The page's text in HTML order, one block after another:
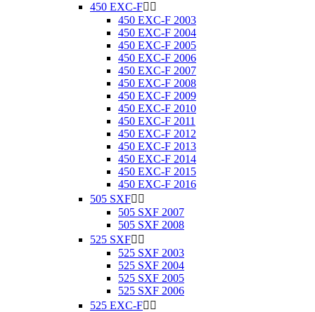
450 EXC-F 
450 EXC-F 2003
450 EXC-F 2004
450 EXC-F 2005
450 EXC-F 2006
450 EXC-F 2007
450 EXC-F 2008
450 EXC-F 2009
450 EXC-F 2010
450 EXC-F 2011
450 EXC-F 2012
450 EXC-F 2013
450 EXC-F 2014
450 EXC-F 2015
450 EXC-F 2016
505 SXF 
505 SXF 2007
505 SXF 2008
525 SXF 
525 SXF 2003
525 SXF 2004
525 SXF 2005
525 SXF 2006
525 EXC-F 